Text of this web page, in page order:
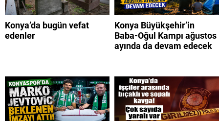
Konya’da bugün vefat
edenler
Konya Büyükşehir’in
Baba-Oğul Kampı ağustos
ayında da devam edecek